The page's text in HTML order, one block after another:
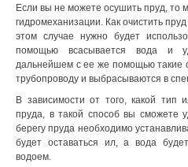
Если вы не можете осушить пруд, то
гидромеханизации. Как очистить
этом случае нужно будет
помощью всасывается вода и
дальнейшем с ее же помощью такие
трубопроводу и выбрасываются в
В зависимости от того, какой тип
пруда, в такой способ вы сможете
берегу пруда необходимо
будет оставаться ил, а вода
водоем.